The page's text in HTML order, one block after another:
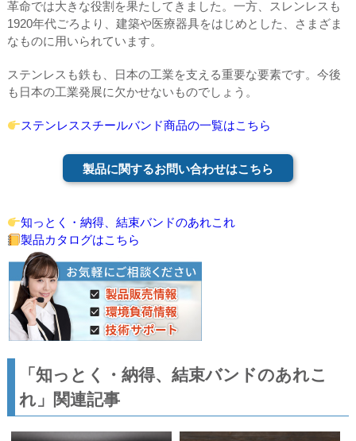
革命では大きな役割を果たしてきました。一方、スレンレスも
1920年代ごろより、建築や医療器具をはじめとした、さまざま
なものに用いられています。
ステンレスも鉄も、日本の工業を支える重要な要素です。今後
も日本の工業発展に欠かせないものでしょう。
ステンレススチールバンド商品の一覧はこちら
製品に関するお問い合わせはこちら
知っとく・納得、結束バンドのあれこれ
製品カタログはこちら
「知っとく・納得、結束バンドのあれこ
れ」関連記事